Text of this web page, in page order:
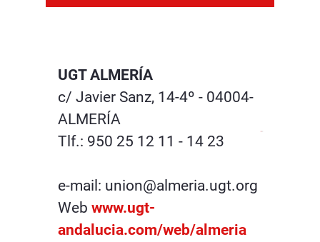
UGT ALMERÍA
c/ Javier Sanz, 14-4º - 04004-
ALMERÍA
Tlf.: 950 25 12 11 - 14 23
e-mail: union@almeria.ugt.org
Web www.ugt-
andalucia.com/web/almeria